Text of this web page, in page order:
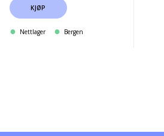
KJØP
Nettlager Bergen